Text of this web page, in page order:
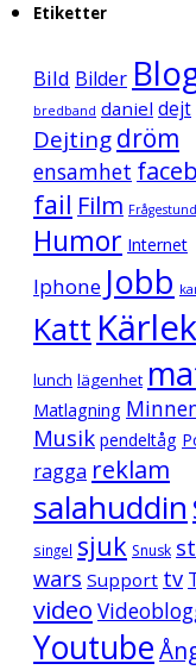
Etiketter
Bild Bilder
bredband daniel dejt
Dejtingdröm
ensamhet
fail Film Frågestund
Humor Internet
Iphone Jobb
Katt Kärlek
lunch lägenhet
Matlagning
Musik pendeltåg
ragga reklam
salahuddin
singel sjuk Snusk
wars Support tv
video
Youtube